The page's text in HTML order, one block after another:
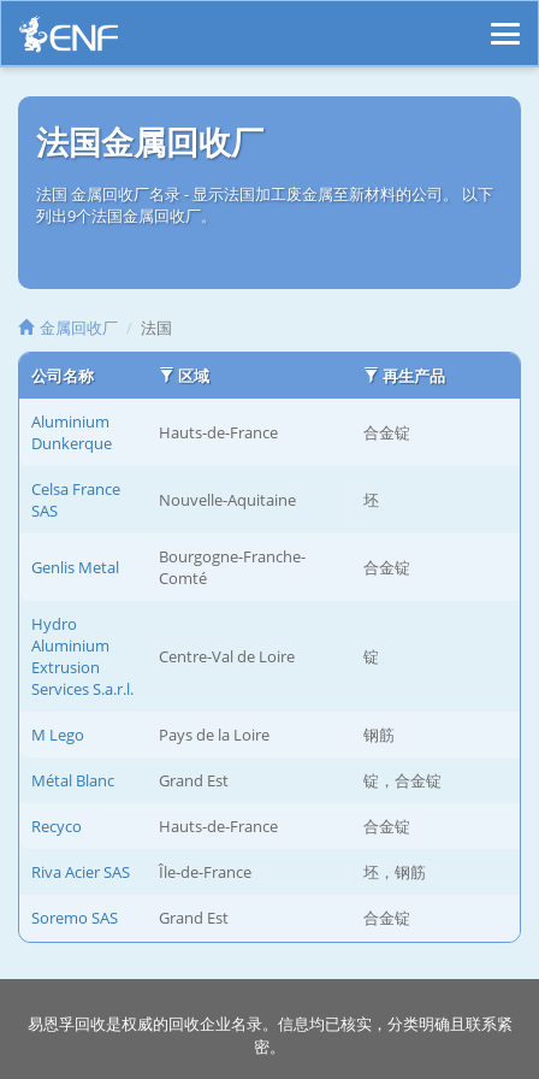
法国金属回收厂
法国 金属回收厂名录 - 显示法国加工废金属至新材料的公司。 以下
列出9个法国金属回收厂。
金属回收厂 法国
公司名称 区域 再生产品
Aluminium
Dunkerque
Hauts-de-France 合金锭
Celsa France
SAS
Nouvelle-Aquitaine 坯
Genlis Metal
Bourgogne-Franche-
Comté
合金锭
Hydro
Aluminium
Extrusion
Services S.a.r.l.
Centre-Val de Loire 锭
M Lego Pays de la Loire 钢筋
Métal Blanc Grand Est 锭，合金锭
Recyco Hauts-de-France 合金锭
Riva Acier SAS Île-de-France 坯，钢筋
Soremo SAS Grand Est 合金锭
易恩孚回收是权威的回收企业名录。信息均已核实，分类明确且联系紧
密。